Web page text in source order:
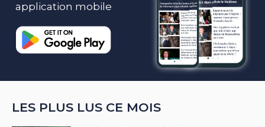
application mobile
LES PLUS LUS CE MOIS